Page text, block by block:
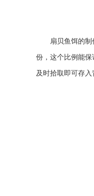
扇贝鱼饵的
份，这个比例能
及时拾取即可存